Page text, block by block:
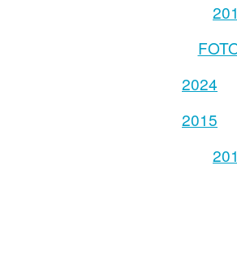
2024
2015